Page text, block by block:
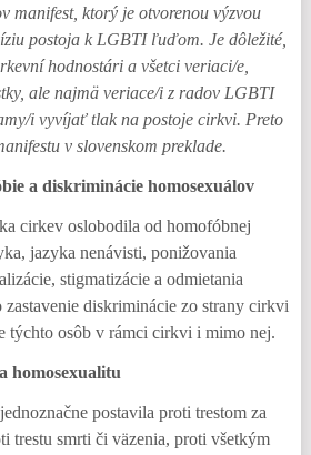
manifest, ktorý je otvorenou výzvou
postoja k LGBTI ľuďom. Je dôležité,
hodnostári a všetci veriaci/e,
ale najmä veriace/i z radov LGBTI
i vyvíjať tlak na postoje cirkvi. Preto
v slovenskom preklade.
a diskriminácie homosexuálov
cirkev oslobodila od homofóbnej
jazyka nenávisti, ponižovania
stigmatizácie a odmietania
diskriminácie zo strany cirkvi
týchto osôb v rámci cirkvi i mimo nej.
homosexualitu
postavila proti trestom za
trestu smrti či väzenia, proti všetkým